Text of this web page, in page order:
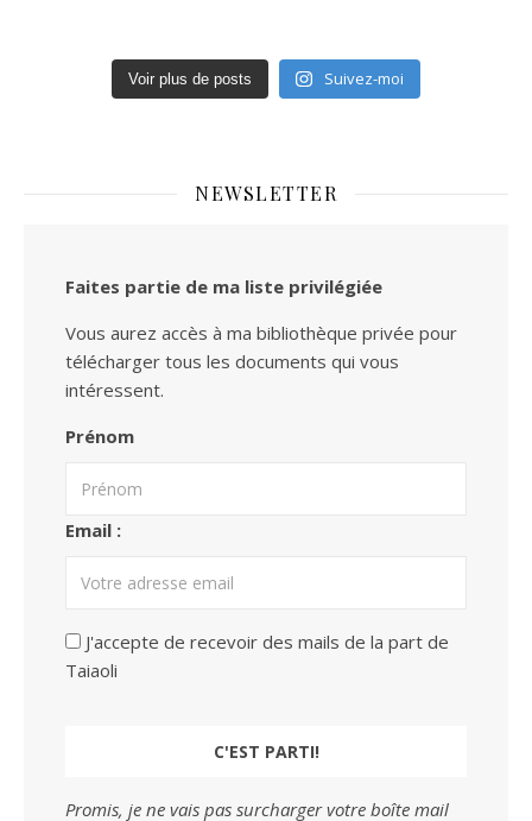
Voir plus de posts Suivez-moi
NEWSLETTER
Faites partie de ma liste privilégiée
Vous aurez accès à ma bibliothèque privée pour
télécharger tous les documents qui vous
intéressent.
Prénom
Email :
J'accepte de recevoir des mails de la part de
Taiaoli
Promis, je ne vais pas surcharger votre boîte mail